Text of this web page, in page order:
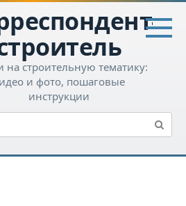
на строительную тематику:
и фото, пошаговые
инструкции